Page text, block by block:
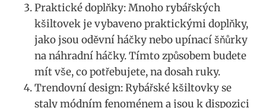
Praktické doplňky:​ Mnoho rybářských⁢
kšiltovek ⁤je vybaveno praktickými doplňky,
jako jsou oděvní háčky nebo ‍upínací šňůrky​
na náhradní háčky. Tímto způsobem budete
mít vše, co potřebujete, na ‍dosah ⁣ruky.
Trendovní⁢ design: Rybářské kšiltovky se
staly módním fenoménem a jsou k dispozici